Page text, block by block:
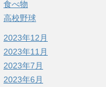
食べ物
高校野球
2023年12月
2023年11月
2023年7月
2023年6月